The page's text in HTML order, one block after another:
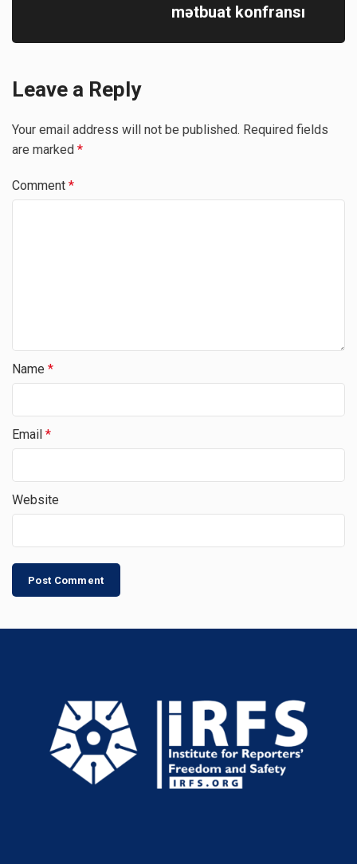
mətbuat konfransı
Leave a Reply
Your email address will not be published. Required fields
are marked *
Comment *
Name *
Email *
Website